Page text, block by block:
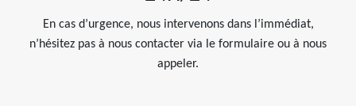
En cas d’urgence, nous intervenons dans l’immédiat,
n’hésitez pas à nous contacter via le formulaire ou à nous
appeler.